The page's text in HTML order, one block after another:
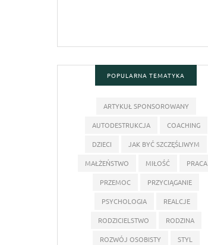
POPULARNA TEMATYKA
ARTYKUŁ SPONSOROWANY
AUTODESTRUKCJA
COACHING
DZIECI
JAK BYĆ SZCZĘŚLIWYM
MAŁŻEŃSTWO
MIŁOŚĆ
PRACA
PRZEMOC
PRZYCIĄGANIE
PSYCHOLOGIA
REALCJE
RODZICIELSTWO
RODZINA
ROZWÓJ OSOBISTY
STYL